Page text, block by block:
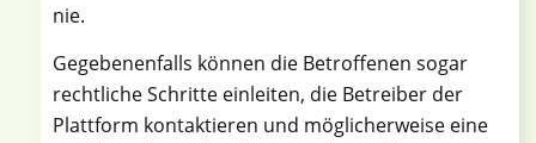
nie.
Gegebenenfalls können die Betroffenen sogar
rechtliche Schritte einleiten, die Betreiber der
Plattform kontaktieren und möglicherweise eine